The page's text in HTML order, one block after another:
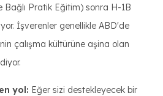
Pratik Eğitim) sonra H-1B
İşverenler genellikle ABD'de
çalışma kültürüne aşina olan
yol: Eğer sizi destekleyecek bir